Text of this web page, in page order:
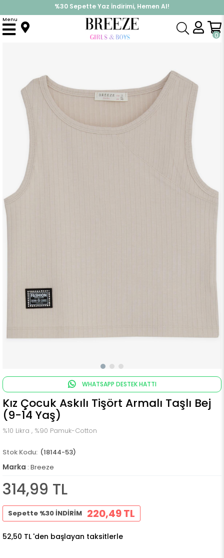
İndirimlere ek %10 İndirimi Kap, Hemen Üye Ol!
0
Menu
Anasayfa Üst Giyim Tişört
WHATSAPP DESTEK HATTI
Kız Çocuk Askılı Tişört Armalı Taşlı Bej
(9-14 Yaş)
%10 Likra , %90 Pamuk-Cotton
(18144-53)
Marka : Breeze
314,99 TL
Sepette %30 İNDİRİM 220,49 TL
52,50 TL 'den başlayan taksitlerle